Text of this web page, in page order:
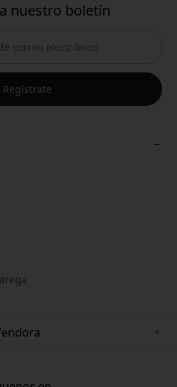
nuestro boletín
Regístrate